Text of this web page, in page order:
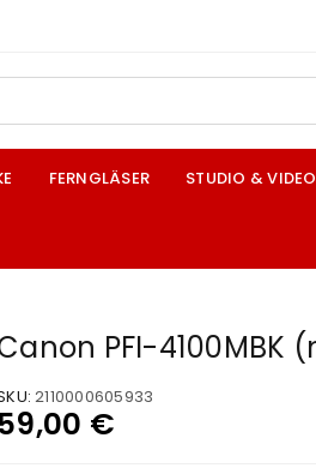
FERNGLÄSER STUDIO & VIDEO
PFI-4100MBK
2110000605933
€